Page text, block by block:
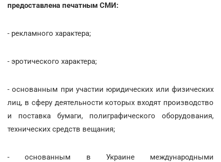
предоставлена печатным СМИ:
- рекламного характера;
- эротического характера;
- основанным при участии юридических или физических
лиц, в сферу деятельности которых входят производство
и поставка бумаги, полиграфического оборудования,
технических средств вещания;
- основанным в Украине международными